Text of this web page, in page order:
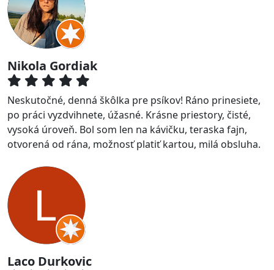
Nikola Gordiak
Neskutočné, denná škôlka pre psíkov! Ráno prinesiete,
po práci vyzdvihnete, úžasné. Krásne priestory, čisté,
vysoká úroveň. Bol som len na kávičku, teraska fajn,
otvorená od rána, možnosť platiť kartou, milá obsluha.
Laco Durkovic